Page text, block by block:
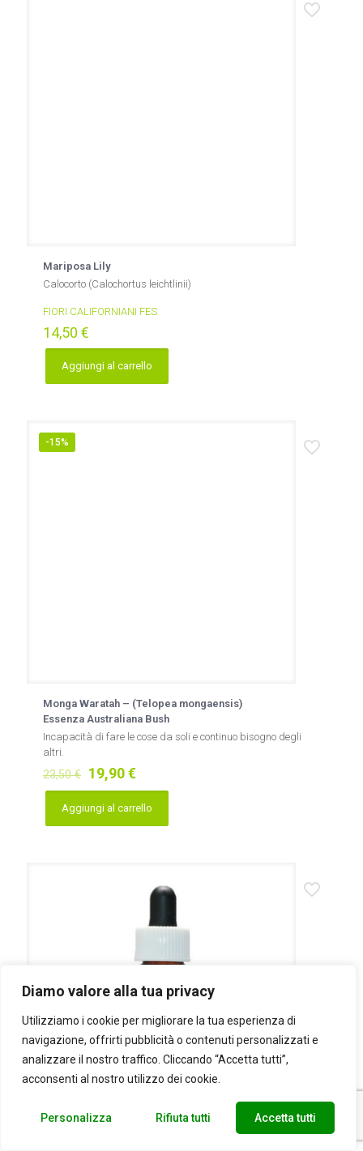
Diamo valore alla tua privacy
Utilizziamo i cookie per migliorare la tua esperienza di
navigazione, offrirti pubblicità o contenuti personalizzati e
analizzare il nostro traffico. Cliccando “Accetta tutti”,
acconsenti al nostro utilizzo dei cookie.
Personalizza Rifiuta tutti Accetta tutti
Mariposa Lily
Calocorto (Calochortus leichtlinii)
FIORI CALIFORNIANI FES
14,50 €
Aggiungi al carrello
-15%
Monga Waratah – (Telopea mongaensis)
Essenza Australiana Bush
Incapacità di fare le cose da soli e continuo bisogno degli
altri.
23,50€ Il
prezzo
originale
era:
19,90€Il
prezzo
attuale
Aggiungi al carrello